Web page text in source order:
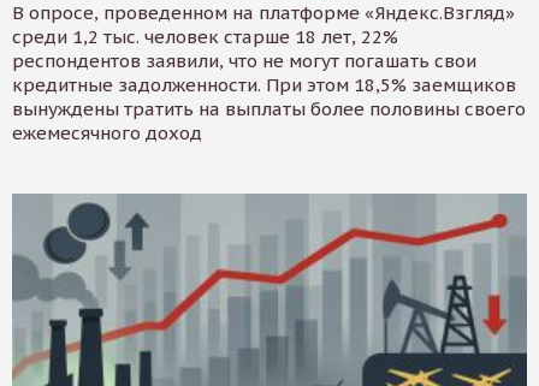
В опросе, проведенном на платформе «Яндекс.Взгляд»
среди 1,2 тыс. человек старше 18 лет, 22%
респондентов заявили, что не могут погашать свои
кредитные задолженности. При этом 18,5% заемщиков
вынуждены тратить на выплаты более половины своего
ежемесячного доход